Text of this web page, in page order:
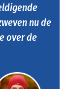
nu de
over de